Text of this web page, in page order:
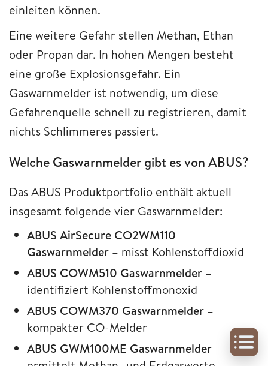
einleiten können.
Eine weitere Gefahr stellen Methan, Ethan
oder Propan dar. In hohen Mengen besteht
eine große Explosionsgefahr. Ein
Gaswarnmelder ist notwendig, um diese
Gefahrenquelle schnell zu registrieren, damit
nichts Schlimmeres passiert.
Welche Gaswarnmelder gibt es von ABUS?
Das ABUS Produktportfolio enthält aktuell
insgesamt folgende vier Gaswarnmelder:
ABUS AirSecure CO2WM110
Gaswarnmelder – misst Kohlenstoffdioxid
ABUS COWM510 Gaswarnmelder –
identifiziert Kohlenstoffmonoxid
ABUS COWM370 Gaswarnmelder –
kompakter CO-Melder
ABUS GWM100ME Gaswarnmelder –